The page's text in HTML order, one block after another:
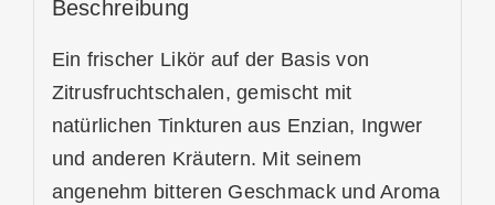
Beschreibung
Ein frischer Likör auf der Basis von
Zitrusfruchtschalen, gemischt mit
natürlichen Tinkturen aus Enzian, Ingwer
und anderen Kräutern. Mit seinem
angenehm bitteren Geschmack und Aroma